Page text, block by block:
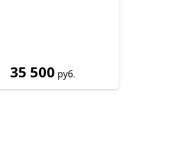
35 500 руб.